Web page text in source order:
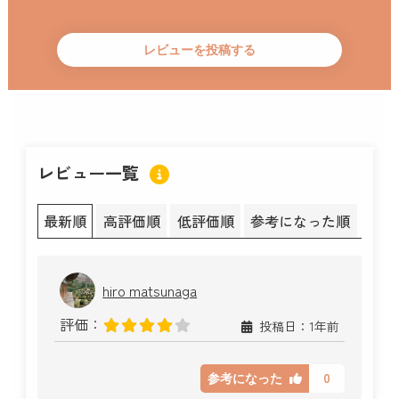
レビュー一覧
最新順 高評価順 低評価順 参考になった順
hiro matsunaga
評価：
投稿日：1年前
参考になった 0